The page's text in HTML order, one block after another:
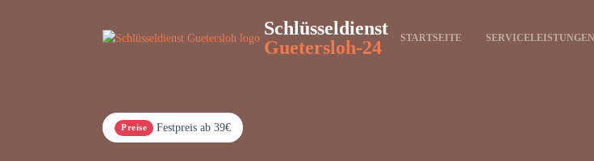
Schlüsseldienst
Guetersloh-24
STARTSEITE SERVICELEISTUNGEN
Preise Festpreis ab 39€